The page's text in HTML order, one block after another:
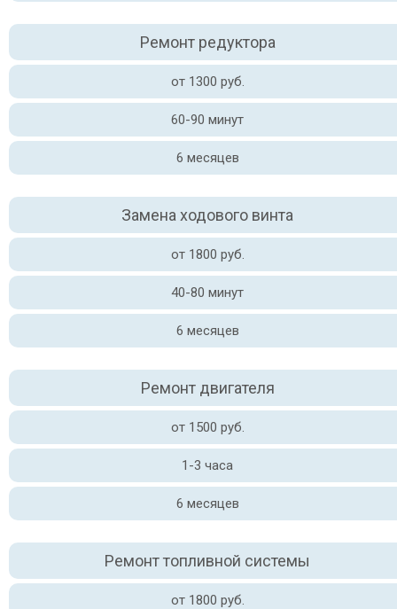
Ремонт редуктора
от 1300 руб.
60-90 минут
6 месяцев
Замена ходового винта
от 1800 руб.
40-80 минут
6 месяцев
Ремонт двигателя
от 1500 руб.
1-3 часа
6 месяцев
Ремонт топливной системы
от 1800 руб.